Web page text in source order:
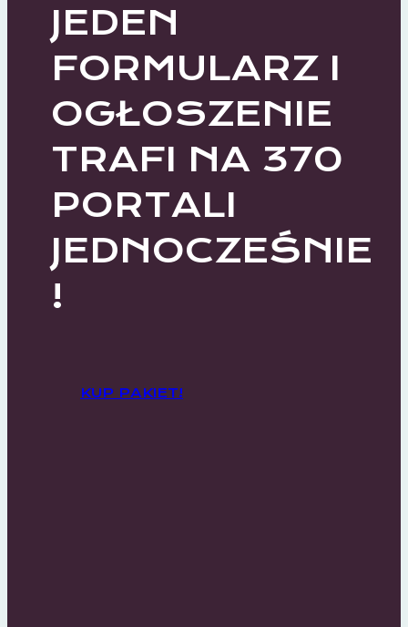
JEDEN
FORMULARZ I
OGŁOSZENIE
TRAFI NA 370
PORTALI
JEDNOCZEŚNIE
!
KUP PAKIET!